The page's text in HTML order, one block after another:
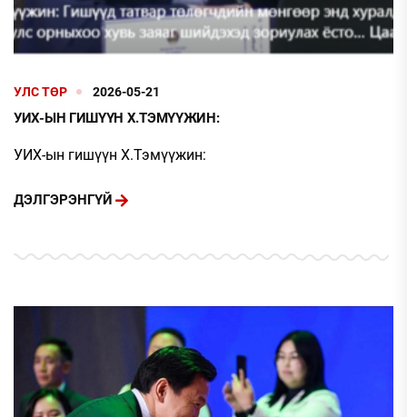
УЛС ТӨР 2026-05-21
УИХ-ЫН ГИШҮҮН Х.ТЭМҮҮЖИН:
УИХ-ын гишүүн Х.Тэмүүжин:
ДЭЛГЭРЭНГҮЙ